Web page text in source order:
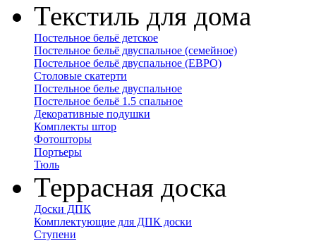
Текстиль для дома
Постельное бельё детское
Постельное бельё двуспальное (семейное)
Постельное бельё двуспальное (ЕВРО)
Столовые скатерти
Постельное белье двуспальное
Постельное бельё 1.5 спальное
Декоративные подушки
Комплекты штор
Фотошторы
Портьеры
Тюль
Террасная доска
Доски ДПК
Комплектующие для ДПК доски
Ступени